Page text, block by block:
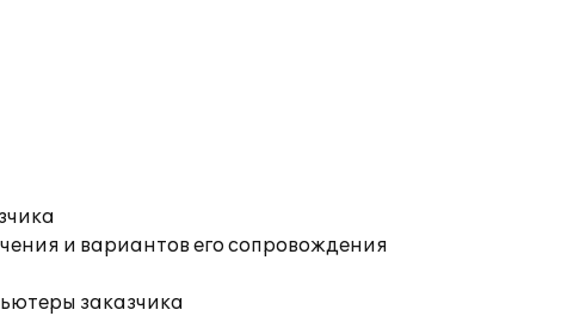
и вариантов его сопровождения
заказчика